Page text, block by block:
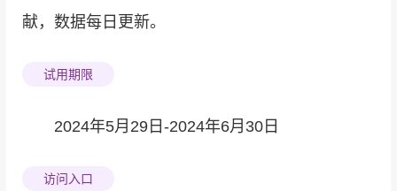
献，数据每日更新。
试用期限
2024年5月29日-2024年6月30日
访问入口